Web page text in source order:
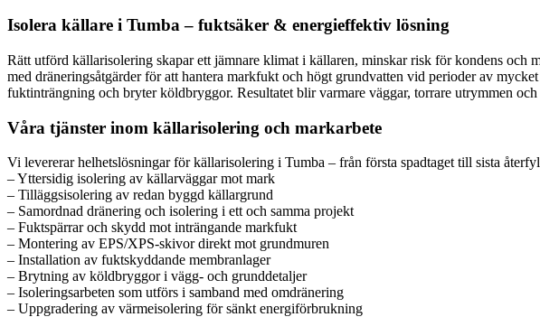
Isolera källare i Tumba – fuktsäker & energieffektiv lösning
Rätt utförd källarisolering skapar ett jämnare klimat i källaren, minskar risk för kondens
med dräneringsåtgärder för att hantera markfukt och högt grundvatten vid perioder av
fuktinträngning och bryter köldbryggor. Resultatet blir varmare väggar, torrare utrymmen
Våra tjänster inom källarisolering och markarbete
Vi levererar helhetslösningar för källarisolering i Tumba – från första spadtaget till sista
– Yttersidig isolering av källarväggar mot mark
– Tilläggsisolering av redan byggd källargrund
– Samordnad dränering och isolering i ett och samma projekt
– Fuktspärrar och skydd mot inträngande markfukt
– Montering av EPS/XPS-skivor direkt mot grundmuren
– Installation av fuktskyddande membranlager
– Brytning av köldbryggor i vägg- och grunddetaljer
– Isoleringsarbeten som utförs i samband med omdränering
– Uppgradering av värmeisolering för sänkt energiförbrukning